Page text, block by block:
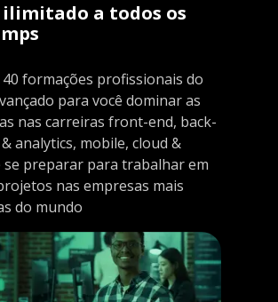
ilimitado a todos os
40 formações profissionais do
para você dominar as
nas carreiras front-end, back-
analytics, mobile, cloud &
se preparar para trabalhar em
nas empresas mais
do mundo